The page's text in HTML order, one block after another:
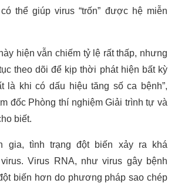
thể giúp virus “trốn” được hệ miễn
hiện vẫn chiếm tỷ lệ rất thấp, nhưng
theo dõi để kịp thời phát hiện bất kỳ
là khi có dấu hiệu tăng số ca bệnh”,
đốc Phòng thí nghiệm Giải trình tự và
biết.
gia, tình trạng đột biến xảy ra khá
Virus RNA, như virus gây bệnh
biến hơn do phương pháp sao chép